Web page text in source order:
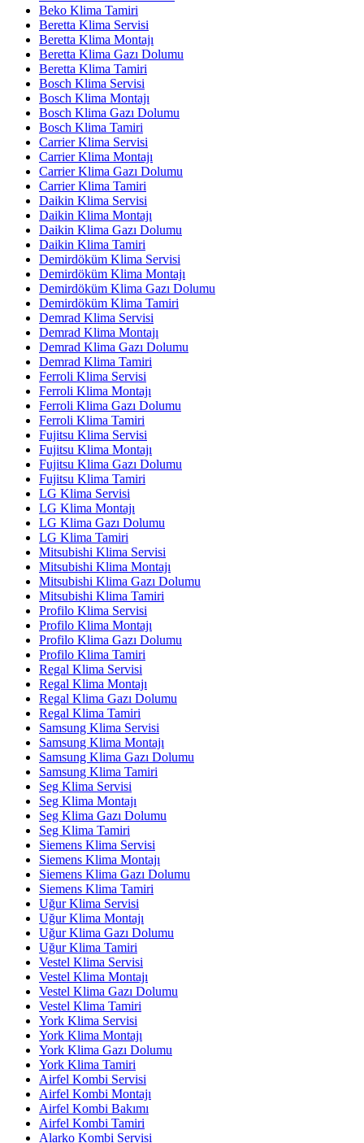
Beko Klima Tamiri
Beretta Klima Servisi
Beretta Klima Montajı
Beretta Klima Gazı Dolumu
Beretta Klima Tamiri
Bosch Klima Servisi
Bosch Klima Montajı
Bosch Klima Gazı Dolumu
Bosch Klima Tamiri
Carrier Klima Servisi
Carrier Klima Montajı
Carrier Klima Gazı Dolumu
Carrier Klima Tamiri
Daikin Klima Servisi
Daikin Klima Montajı
Daikin Klima Gazı Dolumu
Daikin Klima Tamiri
Demirdöküm Klima Servisi
Demirdöküm Klima Montajı
Demirdöküm Klima Gazı Dolumu
Demirdöküm Klima Tamiri
Demrad Klima Servisi
Demrad Klima Montajı
Demrad Klima Gazı Dolumu
Demrad Klima Tamiri
Ferroli Klima Servisi
Ferroli Klima Montajı
Ferroli Klima Gazı Dolumu
Ferroli Klima Tamiri
Fujitsu Klima Servisi
Fujitsu Klima Montajı
Fujitsu Klima Gazı Dolumu
Fujitsu Klima Tamiri
LG Klima Servisi
LG Klima Montajı
LG Klima Gazı Dolumu
LG Klima Tamiri
Mitsubishi Klima Servisi
Mitsubishi Klima Montajı
Mitsubishi Klima Gazı Dolumu
Mitsubishi Klima Tamiri
Profilo Klima Servisi
Profilo Klima Montajı
Profilo Klima Gazı Dolumu
Profilo Klima Tamiri
Regal Klima Servisi
Regal Klima Montajı
Regal Klima Gazı Dolumu
Regal Klima Tamiri
Samsung Klima Servisi
Samsung Klima Montajı
Samsung Klima Gazı Dolumu
Samsung Klima Tamiri
Seg Klima Servisi
Seg Klima Montajı
Seg Klima Gazı Dolumu
Seg Klima Tamiri
Siemens Klima Servisi
Siemens Klima Montajı
Siemens Klima Gazı Dolumu
Siemens Klima Tamiri
Uğur Klima Servisi
Uğur Klima Montajı
Uğur Klima Gazı Dolumu
Uğur Klima Tamiri
Vestel Klima Servisi
Vestel Klima Montajı
Vestel Klima Gazı Dolumu
Vestel Klima Tamiri
York Klima Servisi
York Klima Montajı
York Klima Gazı Dolumu
York Klima Tamiri
Airfel Kombi Servisi
Airfel Kombi Montajı
Airfel Kombi Bakımı
Airfel Kombi Tamiri
Alarko Kombi Servisi